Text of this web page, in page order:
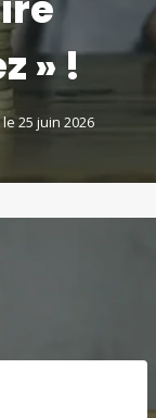
» !
25 juin 2026